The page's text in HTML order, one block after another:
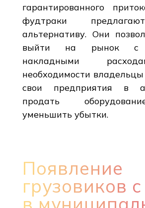
гарантированного
фудтраки
альтернативу. Они
выйти на рынок с
накладными
необходимости владельцы
свои предприятия в
продать
уменьшить убытки.
Появление
грузовиков